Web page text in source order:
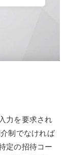
力を要求され
制でなければ
定の招待コー